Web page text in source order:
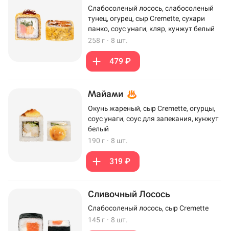
Слабосоленый лосось, слабосоленый
тунец, огурец, сыр Cremette, сухари
панко, соус унаги, кляр, кунжут белый
258 г · 8 шт.
479 ₽
Майами
Окунь жареный, сыр Cremette, огурцы,
соус унаги, соус для запекания, кунжут
белый
190 г · 8 шт.
319 ₽
Сливочный Лосось
Слабосоленый лосось, сыр Cremette
145 г · 8 шт.